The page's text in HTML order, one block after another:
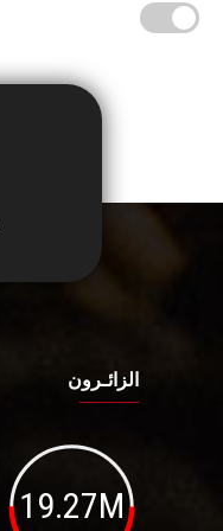
الزائـرون
19.27M